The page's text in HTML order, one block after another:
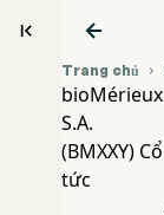
 
Trang chủ 
bioMérieux
S.A.
(BMXXY) Cổ
tức